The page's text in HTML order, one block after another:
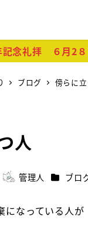
念礼拝 ６月2
ブログ 傍らに
人
著
管理人 カテゴリ
ブロ
になっている人が